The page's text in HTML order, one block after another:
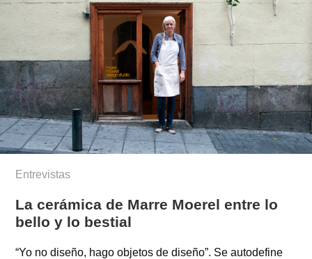
Entrevistas
La cerámica de Marre Moerel entre lo
bello y lo bestial
“Yo no diseño, hago objetos de diseño”. Se autodefine